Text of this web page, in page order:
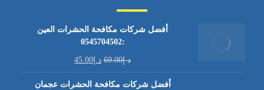
أفضل شركات مكافحة الحشرات العين
:0545704502
د.إ69.00 د.إ 45.00
أفضل شركات مكافحة الحشرات عجمان